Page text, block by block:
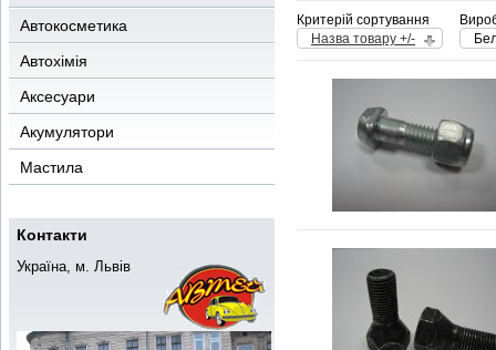
Автокосметика
Автохімія
Аксесуари
Акумулятори
Мастила
Контакти
Україна, м. Львів
Критерій сортування
Назва товару +/-